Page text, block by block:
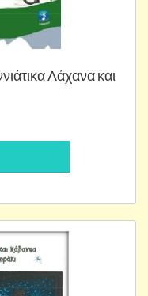
Λάχανα και